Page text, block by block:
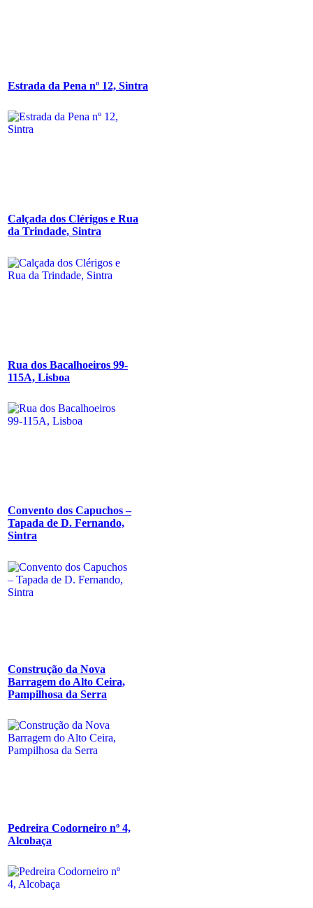
Estrada da Pena nº 12, Sintra
Calçada dos Clérigos e Rua
da Trindade, Sintra
Rua dos Bacalhoeiros 99-
115A, Lisboa
Convento dos Capuchos –
Tapada de D. Fernando,
Sintra
Construção da Nova
Barragem do Alto Ceira,
Pampilhosa da Serra
Pedreira Codorneiro nº 4,
Alcobaça